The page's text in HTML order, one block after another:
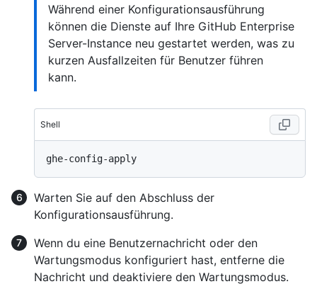
Während einer Konfigurationsausführung
können die Dienste auf Ihre GitHub Enterprise
Server-Instance neu gestartet werden, was zu
kurzen Ausfallzeiten für Benutzer führen
kann.
Shell
Warten Sie auf den Abschluss der
Konfigurationsausführung.
Wenn du eine Benutzernachricht oder den
Wartungsmodus konfiguriert hast, entferne die
Nachricht und deaktiviere den Wartungsmodus.